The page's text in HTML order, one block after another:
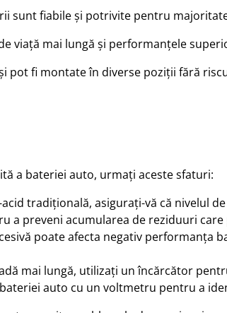
sunt fiabile și potrivite pentru
viață mai lungă și performanțele
pot fi montate în diverse poziții fără
a bateriei auto, urmați aceste sfaturi:
tradițională, asigurați-vă că nivelul
a preveni acumularea de reziduuri
poate afecta negativ performanța
mai lungă, utilizați un încărcător
auto cu un voltmetru pentru a